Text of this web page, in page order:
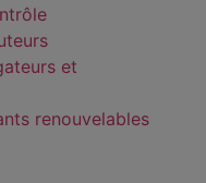
et
renouvelables